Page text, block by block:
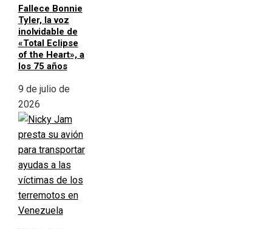
Fallece Bonnie
Tyler, la voz
inolvidable de
«Total Eclipse
of the Heart», a
los 75 años
9 de julio de
2026